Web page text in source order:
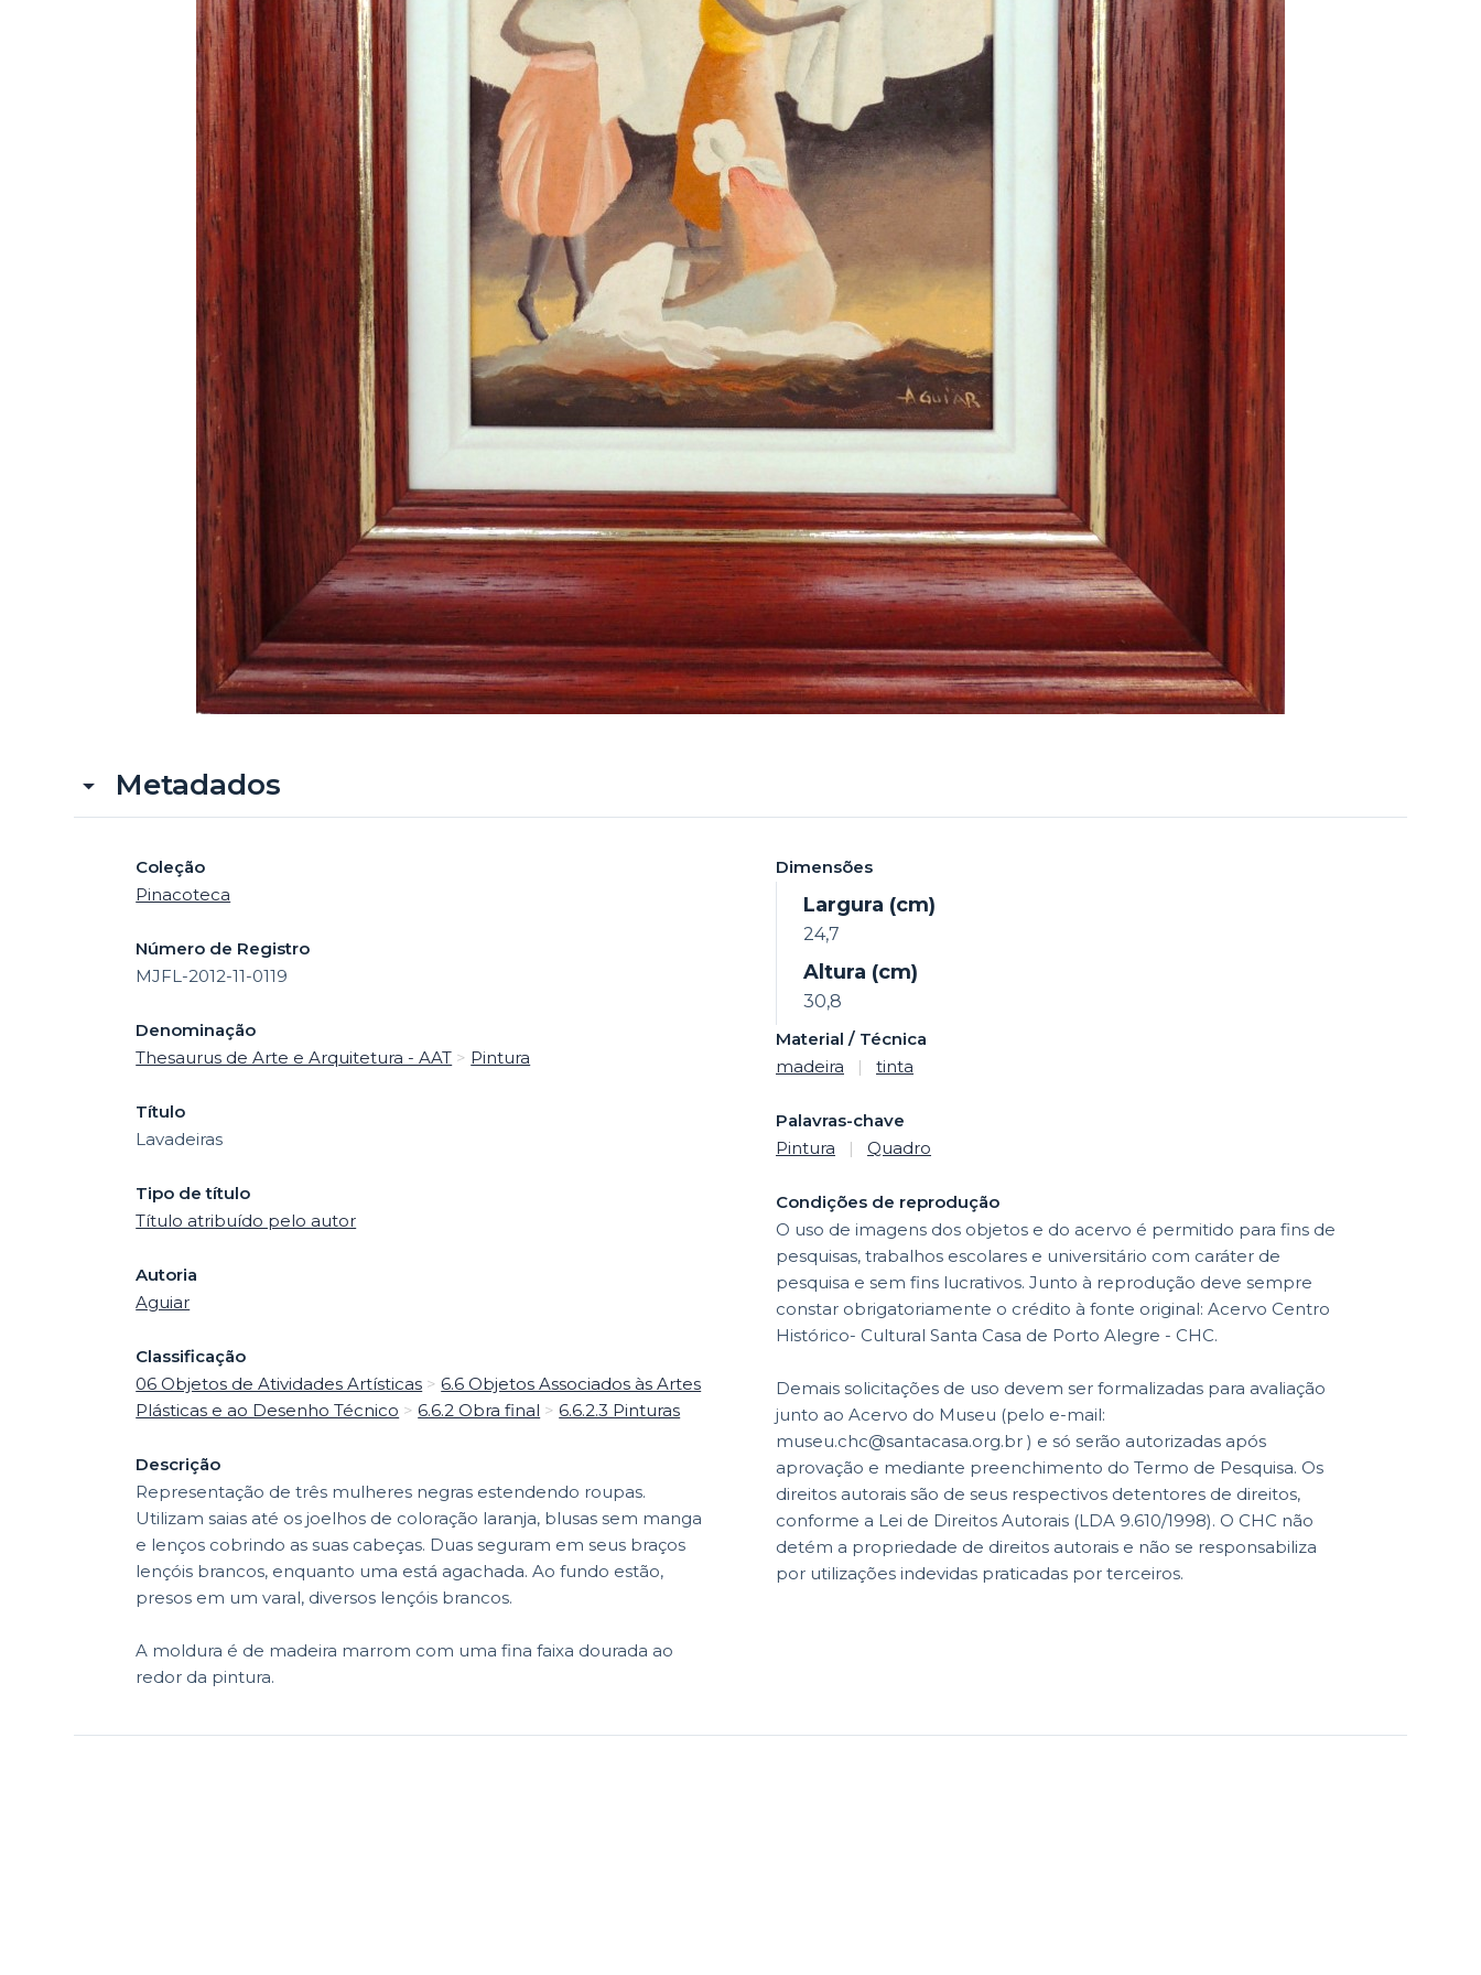
Metadados
Coleção
Pinacoteca
Número de Registro
MJFL-2012-11-0119
Denominação
Thesaurus de Arte e Arquitetura - AAT > Pintura
Título
Lavadeiras
Tipo de título
Título atribuído pelo autor
Autoria
Aguiar
Classificação
06 Objetos de Atividades Artísticas > 6.6 Objetos Associados às Artes
Plásticas e ao Desenho Técnico > 6.6.2 Obra final > 6.6.2.3 Pinturas
Descrição
Representação de três mulheres negras estendendo roupas.
Utilizam saias até os joelhos de coloração laranja, blusas sem manga
e lenços cobrindo as suas cabeças. Duas seguram em seus braços
lençóis brancos, enquanto uma está agachada. Ao fundo estão,
presos em um varal, diversos lençóis brancos.
A moldura é de madeira marrom com uma fina faixa dourada ao
redor da pintura.
Dimensões
Largura (cm)
24,7
Altura (cm)
30,8
Material / Técnica
madeira
| tinta
Palavras-chave
Pintura
| Quadro
Condições de reprodução
O uso de imagens dos objetos e do acervo é permitido para fins de
pesquisas, trabalhos escolares e universitário com caráter de
pesquisa e sem fins lucrativos. Junto à reprodução deve sempre
constar obrigatoriamente o crédito à fonte original: Acervo Centro
Histórico- Cultural Santa Casa de Porto Alegre - CHC.
Demais solicitações de uso devem ser formalizadas para avaliação
junto ao Acervo do Museu (pelo e-mail:
museu.chc@santacasa.org.br ) e só serão autorizadas após
aprovação e mediante preenchimento do Termo de Pesquisa. Os
direitos autorais são de seus respectivos detentores de direitos,
conforme a Lei de Direitos Autorais (LDA 9.610/1998). O CHC não
detém a propriedade de direitos autorais e não se responsabiliza
por utilizações indevidas praticadas por terceiros.